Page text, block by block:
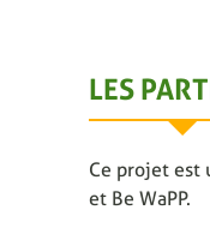
LES
Ce projet est
et Be WaPP.